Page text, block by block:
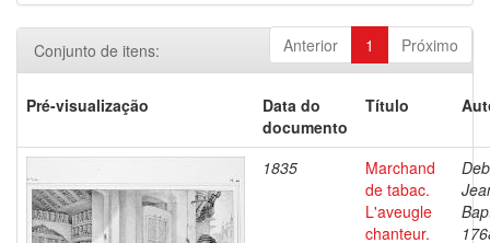
Anterior 1 Próximo
Conjunto de itens:
Pré-visualização
Data do
documento
Título
1835
Marchand
de tabac.
L'aveugle
chanteur.